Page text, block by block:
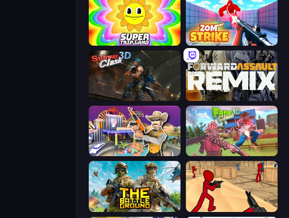
SuperTrip.Land Zom Strike
Subway Clash Remastered Forward Assault Remix
Casino Robbery Farm Clash 3D
The Battleground Stickman Counter Terror Strike